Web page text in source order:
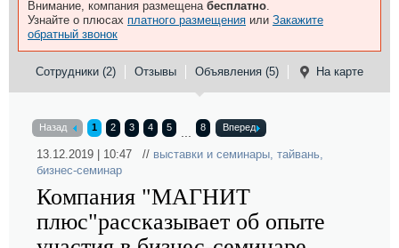
Внимание, компания размещена бесплатно.
Узнайте о плюсах платного размещения или Закажите
обратный звонок
Сотрудники (2) Отзывы Объявления (5) На карте
Назад 1 2 3 4 5 8 Вперед
13.12.2019 | 10:47 // выставки и семинары, тайвань,
бизнес-семинар
Компания "МАГНИТ
плюс"рассказывает об опыте